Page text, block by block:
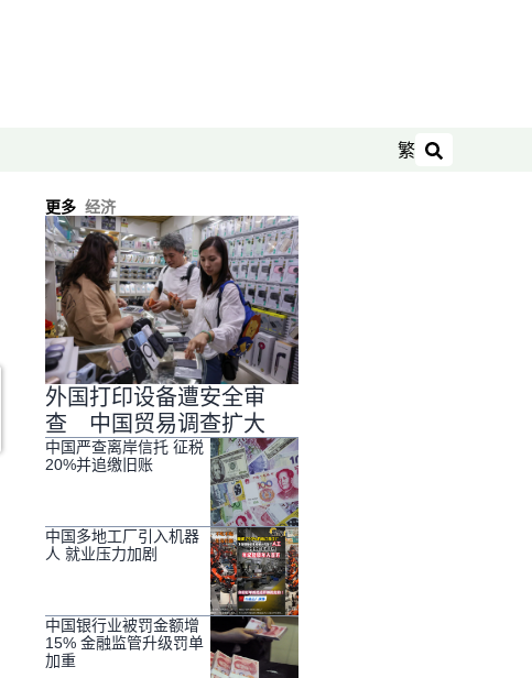
繁
搜索
更多 经济
外国打印设备遭安全审
查 中国贸易调查扩大
中国严查离岸信托 征税
20%并追缴旧账
中国多地工厂引入机器
人 就业压力加剧
中国银行业被罚金额增
15% 金融监管升级罚单
加重